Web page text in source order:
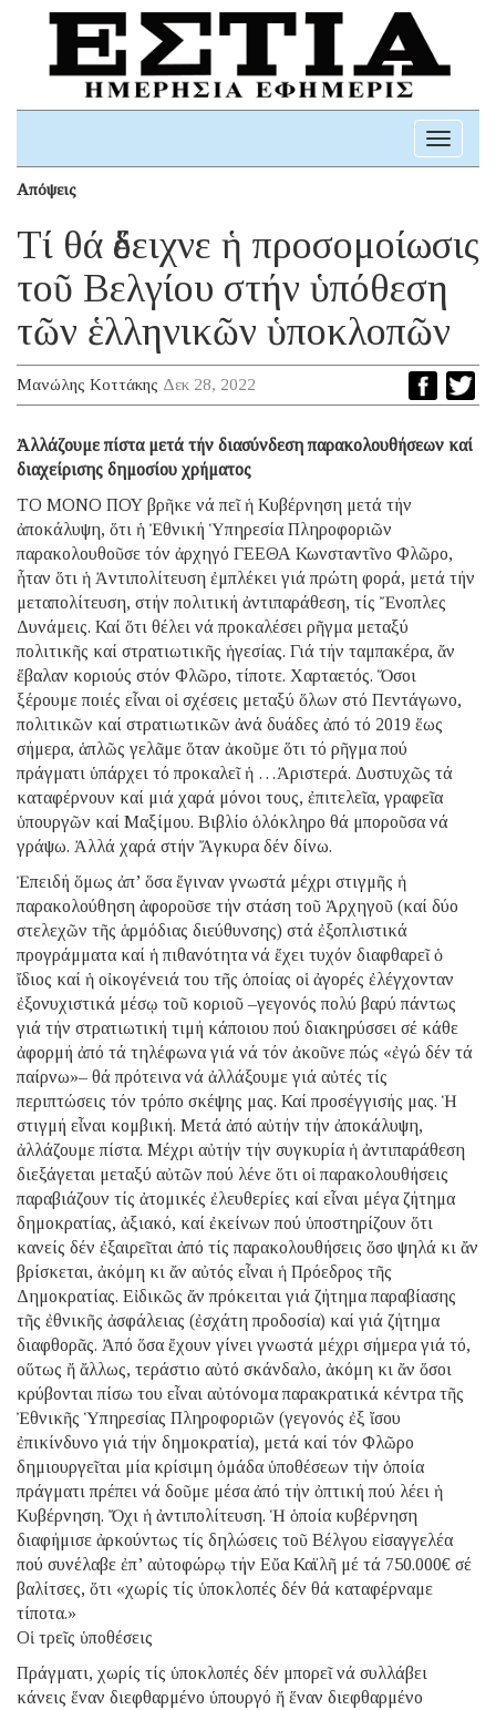
Toggle
Απόψεις
Τί θά ἔδειχνε ἡ προσομοίωσις
τοῦ Βελγίου στήν ὑπόθεση
τῶν ἑλληνικῶν ὑποκλοπῶν
Μανώλης Κοττάκης Δεκ 28, 2022
Ἀλλάζουμε πίστα μετά τήν διασύνδεση παρακολουθήσεων καί
διαχείρισης δημοσίου χρήματος
ΤΟ ΜΟΝΟ ΠΟΥ βρῆκε νά πεῖ ἡ Κυβέρνηση μετά τήν
ἀποκάλυψη, ὅτι ἡ Ἐθνική Ὑπηρεσία Πληροφοριῶν
παρακολουθοῦσε τόν ἀρχηγό ΓΕΕΘΑ Κωνσταντῖνο Φλῶρο,
ἦταν ὅτι ἡ Ἀντιπολίτευση ἐμπλέκει γιά πρώτη φορά, μετά τήν
μεταπολίτευση, στήν πολιτική ἀντιπαράθεση, τίς Ἔνοπλες
Δυνάμεις. Καί ὅτι θέλει νά προκαλέσει ρῆγμα μεταξύ
πολιτικῆς καί στρατιωτικῆς ἡγεσίας. Γιά τήν ταμπακέρα, ἄν
ἔβαλαν κοριούς στόν Φλῶρο, τίποτε. Χαρταετός. Ὅσοι
ξέρουμε ποιές εἶναι οἱ σχέσεις μεταξύ ὅλων στό Πεντάγωνο,
πολιτικῶν καί στρατιωτικῶν ἀνά δυάδες ἀπό τό 2019 ἕως
σήμερα, ἁπλῶς γελᾶμε ὅταν ἀκοῦμε ὅτι τό ρῆγμα πού
πράγματι ὑπάρχει τό προκαλεῖ ἡ …Ἀριστερά. Δυστυχῶς τά
καταφέρνουν καί μιά χαρά μόνοι τους, ἐπιτελεῖα, γραφεῖα
ὑπουργῶν καί Μαξίμου. Βιβλίο ὁλόκληρο θά μποροῦσα νά
γράψω. Ἀλλά χαρά στήν Ἄγκυρα δέν δίνω.
Ἐπειδή ὅμως ἀπ’ ὅσα ἔγιναν γνωστά μέχρι στιγμῆς ἡ
παρακολούθηση ἀφοροῦσε τήν στάση τοῦ Ἀρχηγοῦ (καί δύο
στελεχῶν τῆς ἁρμόδιας διεύθυνσης) στά ἐξοπλιστικά
προγράμματα καί ἡ πιθανότητα νά ἔχει τυχόν διαφθαρεῖ ὁ
ἴδιος καί ἡ οἰκογένειά του τῆς ὁποίας οἱ ἀγορές ἐλέγχονταν
ἐξονυχιστικά μέσῳ τοῦ κοριοῦ –γεγονός πολύ βαρύ πάντως
γιά τήν στρατιωτική τιμή κάποιου πού διακηρύσσει σέ κάθε
ἀφορμή ἀπό τά τηλέφωνα γιά νά τόν ἀκοῦνε πώς «ἐγώ δέν τά
παίρνω»– θά πρότεινα νά ἀλλάξουμε γιά αὐτές τίς
περιπτώσεις τόν τρόπο σκέψης μας. Καί προσέγγισής μας. Ἡ
στιγμή εἶναι κομβική. Μετά ἀπό αὐτήν τήν ἀποκάλυψη,
ἀλλάζουμε πίστα. Μέχρι αὐτήν τήν συγκυρία ἡ ἀντιπαράθεση
διεξάγεται μεταξύ αὐτῶν πού λένε ὅτι οἱ παρακολουθήσεις
παραβιάζουν τίς ἀτομικές ἐλευθερίες καί εἶναι μέγα ζήτημα
δημοκρατίας, ἀξιακό, καί ἐκείνων πού ὑποστηρίζουν ὅτι
κανείς δέν ἐξαιρεῖται ἀπό τίς παρακολουθήσεις ὅσο ψηλά κι ἄν
βρίσκεται, ἀκόμη κι ἄν αὐτός εἶναι ἡ Πρόεδρος τῆς
Δημοκρατίας. Εἰδικῶς ἄν πρόκειται γιά ζήτημα παραβίασης
τῆς ἐθνικῆς ἀσφάλειας (ἐσχάτη προδοσία) καί γιά ζήτημα
διαφθορᾶς. Ἀπό ὅσα ἔχουν γίνει γνωστά μέχρι σήμερα γιά τό,
οὕτως ἤ ἄλλως, τεράστιο αὐτό σκάνδαλο, ἀκόμη κι ἄν ὅσοι
κρύβονται πίσω του εἶναι αὐτόνομα παρακρατικά κέντρα τῆς
Ἐθνικῆς Ὑπηρεσίας Πληροφοριῶν (γεγονός ἐξ ἴσου
ἐπικίνδυνο γιά τήν δημοκρατία), μετά καί τόν Φλῶρο
δημιουργεῖται μία κρίσιμη ὁμάδα ὑποθέσεων τήν ὁποία
πράγματι πρέπει νά δοῦμε μέσα ἀπό τήν ὀπτική πού λέει ἡ
Κυβέρνηση. Ὄχι ἡ ἀντιπολίτευση. Ἡ ὁποία κυβέρνηση
διαφήμισε ἀρκούντως τίς δηλώσεις τοῦ Βέλγου εἰσαγγελέα
πού συνέλαβε ἐπ’ αὐτοφώρῳ τήν Εὔα Καϊλῆ μέ τά 750.000€ σέ
βαλίτσες, ὅτι «χωρίς τίς ὑποκλοπές δέν θά καταφέρναμε
τίποτα.»
Οἱ τρεῖς ὑποθέσεις
Πράγματι, χωρίς τίς ὑποκλοπές δέν μπορεῖ νά συλλάβει
κάνεις ἕναν διεφθαρμένο ὑπουργό ἤ ἕναν διεφθαρμένο